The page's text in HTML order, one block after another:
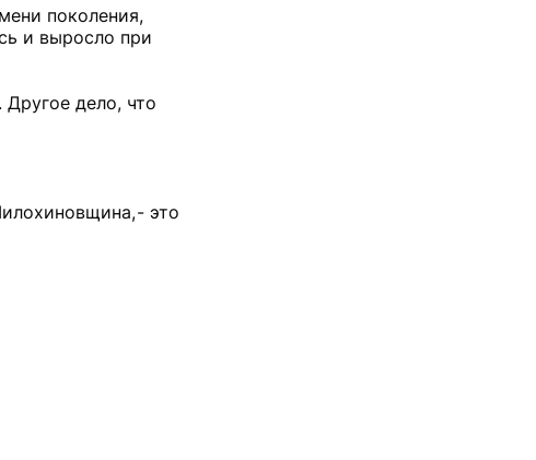
поколения,
и выросло при
дело, что
- это